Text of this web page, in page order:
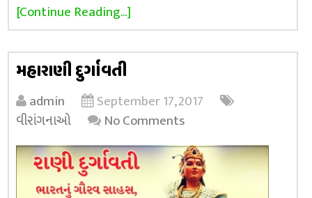
[Continue Reading...]
મહારાણી દુર્ગાવતી
admin
September 17, 2017
વીરાંગનાઓ
No Comments